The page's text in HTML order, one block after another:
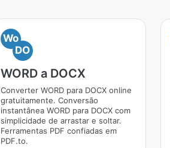
Wo
DO
WORD a DOCX
Converter WORD para DOCX online
gratuitamente. Conversão
instantânea WORD para DOCX com
simplicidade de arrastar e soltar.
Ferramentas PDF confiadas em
PDF.to.